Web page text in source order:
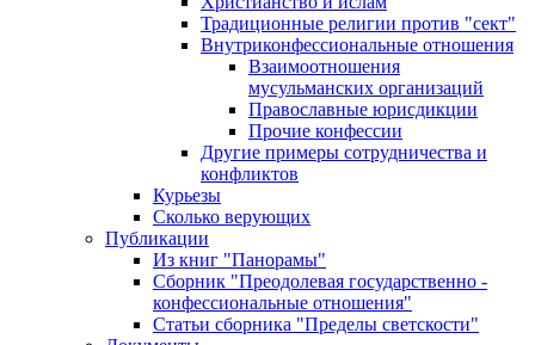
Традиционные религии против "сект"
Внутриконфессиональные отношения
Взаимоотношения
мусульманских организаций
Православные юрисдикции
Прочие конфессии
Другие примеры сотрудничества и
конфликтов
Курьезы
Сколько верующих
Публикации
Из книг "Панорамы"
Сборник "Преодолевая государственно -
конфессиональные отношения"
Статьи сборника "Пределы светскости"